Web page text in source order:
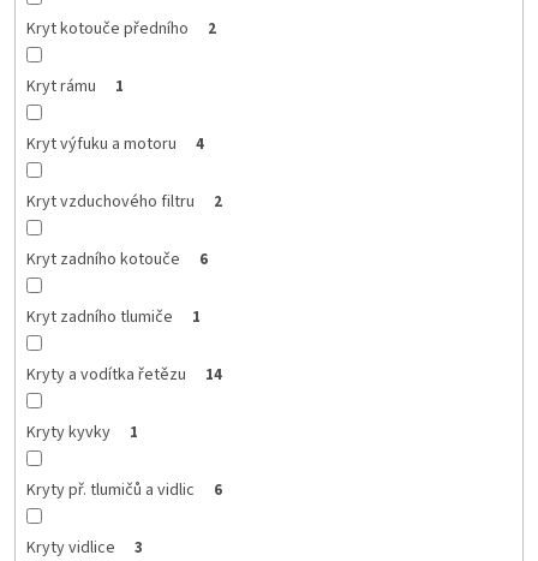
Kryt kotouče předního 2
Kryt rámu 1
Kryt výfuku a motoru 4
Kryt vzduchového filtru 2
Kryt zadního kotouče 6
Kryt zadního tlumiče 1
Kryty a vodítka řetězu 14
Kryty kyvky 1
Kryty př. tlumičů a vidlic 6
Kryty vidlice 3